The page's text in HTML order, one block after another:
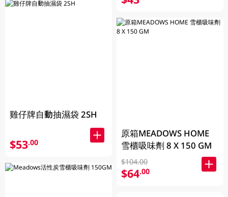
雞仔牌自動抽濕袋 2SH
$53.00
原箱MEADOWS HOME
雪櫃吸味劑 8 X 150 GM
$104.00
$64.00